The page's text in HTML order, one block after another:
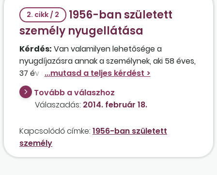
2. cikk / 2
1956-ban született
személy nyugellátása
Kérdés: Van valamilyen lehetősége a
nyugdíjazásra annak a személynek, aki 58 éves,
37 év szolgálati idővel rendelkezik, és jelenleg
semmilyen jövedelme nincs?
Tovább a válaszhoz
Válaszadás: 2014. február 18.
Kapcsolódó címke: 1956-ban született
személy